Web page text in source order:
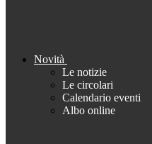
Novità
Le notizie
Le circolari
Calendario eventi
Albo online